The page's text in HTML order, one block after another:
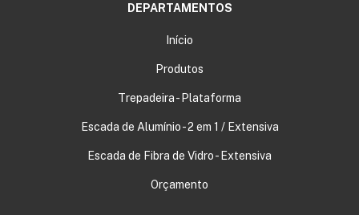
DEPARTAMENTOS
Início
Produtos
Trepadeira - Plataforma
Escada de Alumínio - 2 em 1 / Extensiva
Escada de Fibra de Vidro - Extensiva
Orçamento